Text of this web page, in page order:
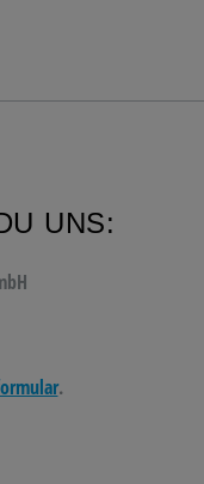
UNS:
.